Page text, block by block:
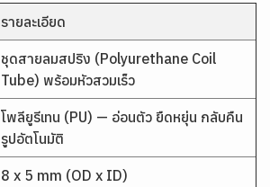
รายละเอียด
ชุดสายลมสปริง (Polyurethane Coil
Tube) พร้อมหัวสวมเร็ว
โพลียูรีเทน (PU) — อ่อนตัว ยืดหยุ่น กลับคืน
รูปอัตโนมัติ
8 x 5 mm (OD x ID)